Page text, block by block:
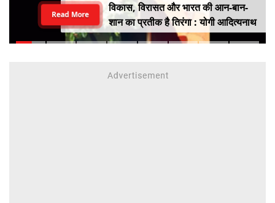
विकास, विरासत और भारत की आन-बान-
शान का प्रतीक है तिरंगा : योगी आदित्यनाथ
Read More